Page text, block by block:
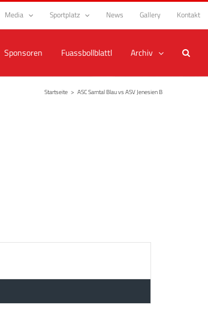
Media Sportplatz News Gallery Kontakt
Sponsoren Fuassbollblattl Archiv
Startseite > ASC Sarntal Blau vs ASV Jenesien B